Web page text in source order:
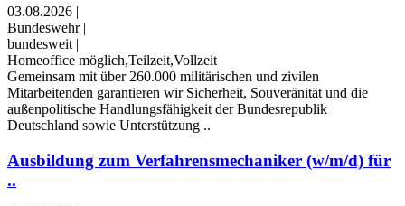
03.08.2026 |
Bundeswehr |
bundesweit |
Homeoffice möglich,Teilzeit,Vollzeit
Gemeinsam mit über 260.000 militärischen und zivilen
Mitarbeitenden garantieren wir Sicherheit, Souveränität und die
außenpolitische Handlungsfähigkeit der Bundesrepublik
Deutschland sowie Unterstützung ..
Ausbildung zum Verfahrensmechaniker (w/m/d) für
..